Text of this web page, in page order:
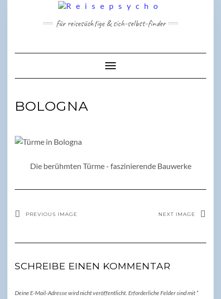
für reisesüchtige & sich-selbst-finder
Toggle Navigation
BOLOGNA
Die berühmten Türme - faszinierende Bauwerke
PREVIOUS IMAGE NEXT IMAGE
SCHREIBE EINEN KOMMENTAR
Deine E-Mail-Adresse wird nicht veröffentlicht. Erforderliche Felder sind mit *